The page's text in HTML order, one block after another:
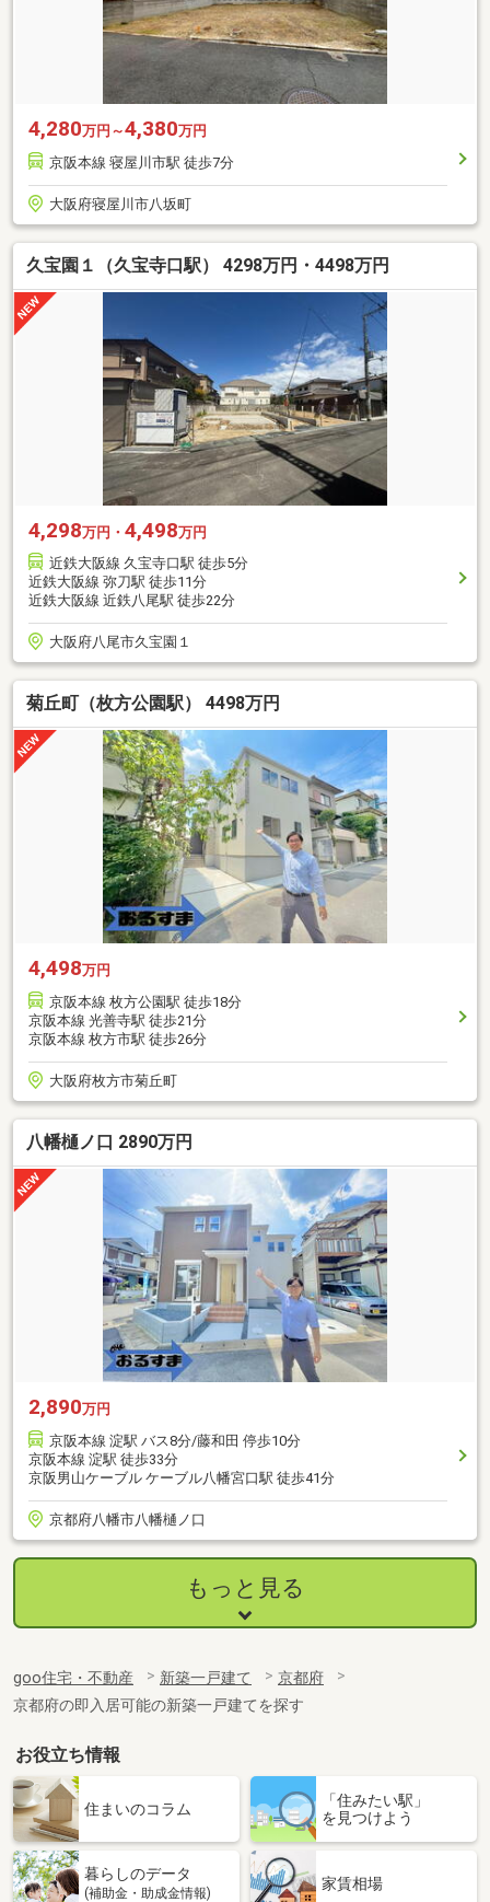
4,280万円～4,380万円
京阪本線 寝屋川市駅 徒歩7分
大阪府寝屋川市八坂町
久宝園１（久宝寺口駅） 4298万円・4498万円
4,298万円・ 4,498万円
近鉄大阪線 久宝寺口駅 徒歩5分
近鉄大阪線 弥刀駅 徒歩11分
近鉄大阪線 近鉄八尾駅 徒歩22分
大阪府八尾市久宝園１
菊丘町（枚方公園駅） 4498万円
4,498万円
京阪本線 枚方公園駅 徒歩18分
京阪本線 光善寺駅 徒歩21分
京阪本線 枚方市駅 徒歩26分
大阪府枚方市菊丘町
八幡樋ノ口 2890万円
2,890万円
京阪本線 淀駅 バス8分/藤和田 停歩10分
京阪本線 淀駅 徒歩33分
京阪男山ケーブル ケーブル八幡宮口駅 徒歩41分
京都府八幡市八幡樋ノ口
もっと見る
goo住宅・不動産 新築一戸建て
京都府
京都府の即入居可能の新築一戸建てを探す
お役立ち情報
住まいのコラム
「住みたい駅」
を見つけよう
暮らしのデータ
(補助金・助成金情報)
家賃相場